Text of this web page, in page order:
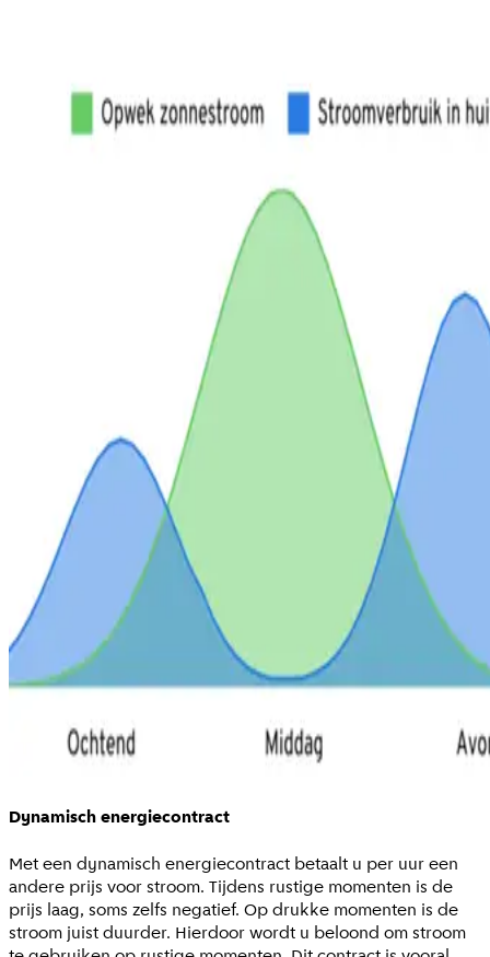
Dynamisch energiecontract
Met een dynamisch energiecontract betaalt u per uur een
andere prijs voor stroom. Tijdens rustige momenten is de
prijs laag, soms zelfs negatief. Op drukke momenten is de
stroom juist duurder. Hierdoor wordt u beloond om stroom